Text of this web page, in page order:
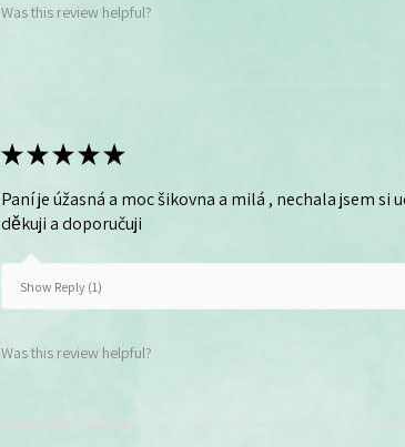
Was this review helpful?
★★★★★
Paní je úžasná a moc šikovna a milá , nechala jsem
děkuji a doporučuji
Show Reply (1)
Was this review helpful?